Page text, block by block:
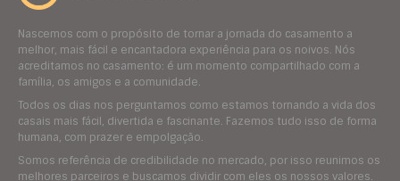
Nascemos com o propósito de tornar a jornada do casamento a
melhor, mais fácil e encantadora experiência para os noivos. Nós
acreditamos no casamento: é um momento compartilhado com a
família, os amigos e a comunidade.
Todos os dias nos perguntamos como estamos tornando a vida dos
casais mais fácil, divertida e fascinante. Fazemos tudo isso de forma
humana, com prazer e empolgação.
Somos referência de credibilidade no mercado, por isso reunimos os
melhores parceiros e buscamos dividir com eles os nossos valores.